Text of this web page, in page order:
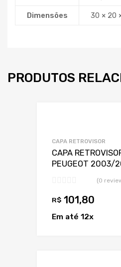
Dimensões 30 × 20
PRODUTOS
CAPA RETROVISOR
CAPA
PEUGEOT 2003/
(0
R$ 101,80
Em até 12x